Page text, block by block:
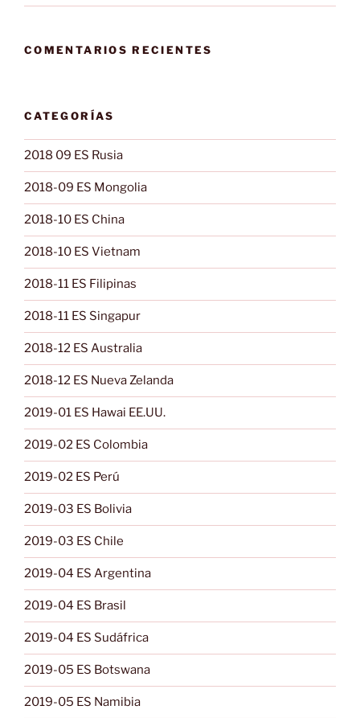
COMENTARIOS RECIENTES
CATEGORÍAS
2018 09 ES Rusia
2018-09 ES Mongolia
2018-10 ES China
2018-10 ES Vietnam
2018-11 ES Filipinas
2018-11 ES Singapur
2018-12 ES Australia
2018-12 ES Nueva Zelanda
2019-01 ES Hawai EE.UU.
2019-02 ES Colombia
2019-02 ES Perú
2019-03 ES Bolivia
2019-03 ES Chile
2019-04 ES Argentina
2019-04 ES Brasil
2019-04 ES Sudáfrica
2019-05 ES Botswana
2019-05 ES Namibia